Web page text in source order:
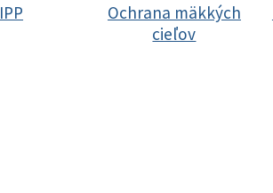
IPP
Ochrana mäkkých
cieľov